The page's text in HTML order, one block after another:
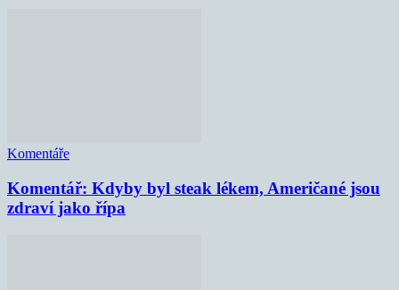
Komentáře
Komentář: Kdyby byl steak lékem, Američané jsou
zdraví jako řípa